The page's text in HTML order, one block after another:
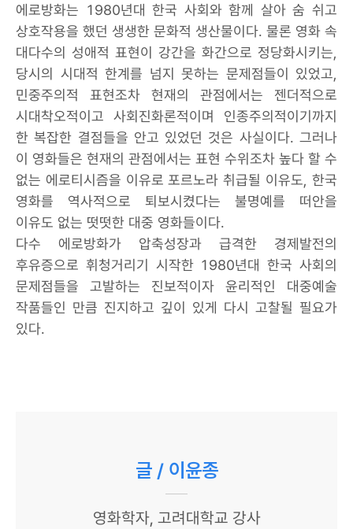
에로방화는 1980년대 한국 사회와 함께 살아 숨 쉬고
상호작용을 했던 생생한 문화적 생산물이다. 물론 영화 속
대다수의 성애적 표현이 강간을 화간으로 정당화시키는,
당시의 시대적 한계를 넘지 못하는 문제점들이 있었고,
민중주의적 표현조차 현재의 관점에서는 젠더적으로
시대착오적이고 사회진화론적이며 인종주의적이기까지
한 복잡한 결점들을 안고 있었던 것은 사실이다. 그러나
이 영화들은 현재의 관점에서는 표현 수위조차 높다 할 수
없는 에로티시즘을 이유로 포르노라 취급될 이유도, 한국
영화를 역사적으로 퇴보시켰다는 불명예를 떠안을
이유도 없는 떳떳한 대중 영화들이다.
다수 에로방화가 압축성장과 급격한 경제발전의
후유증으로 휘청거리기 시작한 1980년대 한국 사회의
문제점들을 고발하는 진보적이자 윤리적인 대중예술
작품들인 만큼 진지하고 깊이 있게 다시 고찰될 필요가
있다.
글 / 이윤종
영화학자, 고려대학교 강사